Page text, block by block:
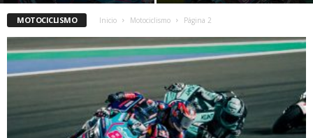
MOTOCICLISMO Inicio Motociclismo Página 2